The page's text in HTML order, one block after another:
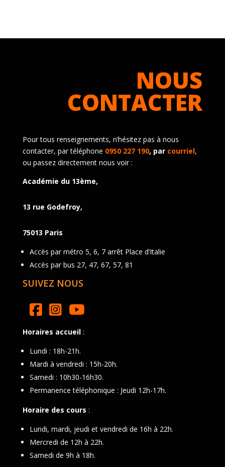
NOUS
CONTACTER
Pour tous renseignements, n’hésitez pas à nous
contacter, par téléphone 0950 227 190, par courriel,
ou passez directement nous voir :
Académie du 13ème,
13 rue Godefroy,
75013 Paris
Accès par métro 5, 6, 7 arrêt Place d’Italie
Accès par bus 27, 47, 67, 57, 81
SUIVEZ NOUS
Horaires accueil:
Lundi : 18h-21h.
Mardi à vendredi : 15h-20h.
Samedi : 10h30-16h30.
Permanence téléphonique : Jeudi 12h-17h.
Horaire des cours :
Lundi, mardi, jeudi et vendredi de 16h à 22h.
Mercredi de 12h à 22h.
Samedi de 9h à 18h.